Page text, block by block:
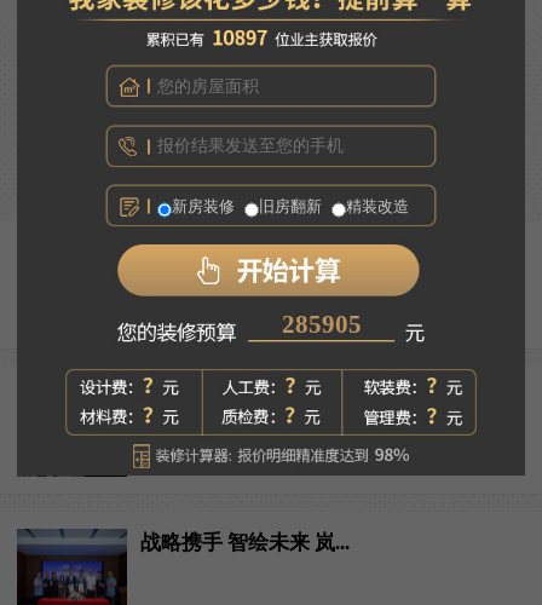
往期回顾
告别昏暗廉价吸顶灯，大平...
意式轻奢：经久耐看的高级...
战略携手 智绘未来 岚...
新房装修 旧房翻新 精装改造
485154